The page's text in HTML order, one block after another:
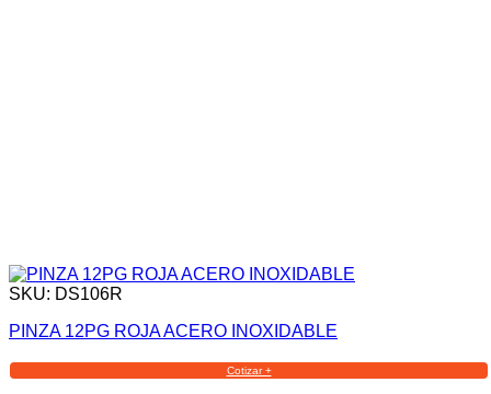
SKU: DS106R
PINZA 12PG ROJA ACERO INOXIDABLE
Cotizar +